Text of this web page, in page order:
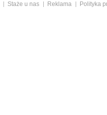
Staże u nas Reklama
Polityka